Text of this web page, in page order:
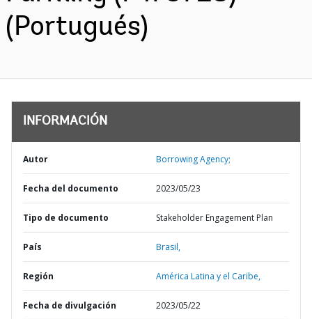
(Portugués)
INFORMACIÓN
Autor Borrowing Agency;
Fecha del documento 2023/05/23
Tipo de documento Stakeholder Engagement Plan
País Brasil,
Región América Latina y el Caribe,
Fecha de divulgación 2023/05/22